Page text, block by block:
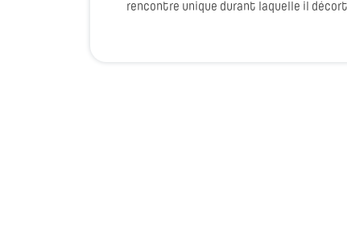
rencontre unique durant laquelle il